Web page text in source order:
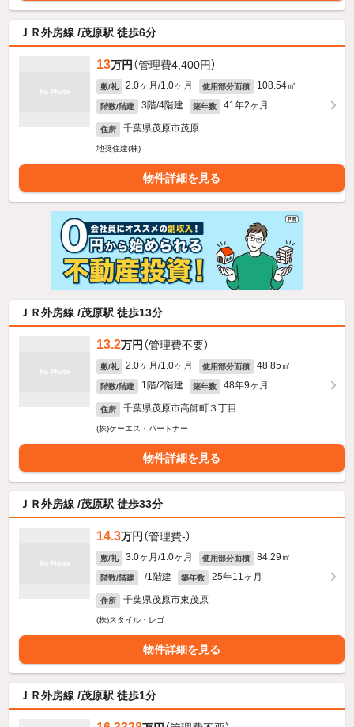
ＪＲ外房線 /茂原駅 徒歩6分
13万円 （管理費4,400円）
敷/礼 2.0ヶ月/1.0ヶ月 使用部分面積 108.54㎡
階数/階建 3階/4階建 築年数 41年2ヶ月
住所 千葉県茂原市茂原
地奨住建(株)
物件詳細を見る
ＪＲ外房線 /茂原駅 徒歩13分
13.2万円 （管理費不要）
敷/礼 2.0ヶ月/1.0ヶ月 使用部分面積 48.85㎡
階数/階建 1階/2階建 築年数 48年9ヶ月
住所 千葉県茂原市高師町３丁目
(株)ケーエス・パートナー
物件詳細を見る
ＪＲ外房線 /茂原駅 徒歩33分
14.3万円 （管理費-）
敷/礼 3.0ヶ月/1.0ヶ月 使用部分面積 84.29㎡
階数/階建 -/1階建 築年数 25年11ヶ月
住所 千葉県茂原市東茂原
(株)スタイル・レゴ
物件詳細を見る
ＪＲ外房線 /茂原駅 徒歩1分